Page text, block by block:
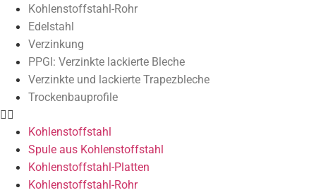
Kohlenstoffstahl-Rohr
Edelstahl
Verzinkung
PPGI: Verzinkte lackierte Bleche
Verzinkte und lackierte Trapezbleche
Trockenbauprofile
Kohlenstoffstahl
Spule aus Kohlenstoffstahl
Kohlenstoffstahl-Platten
Kohlenstoffstahl-Rohr